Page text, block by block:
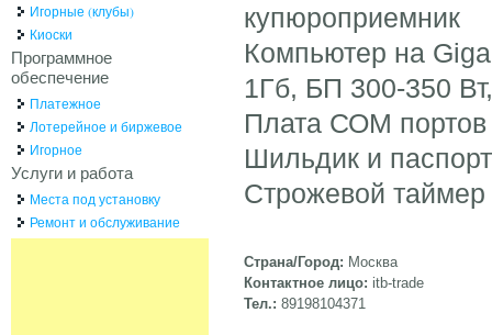
купюроприемник
Компьютер на
1Гб, БП 300-350
Плата СОМ портов
Шильдик и
Строжевой
Страна/Город: Москва
Контактное лицо: itb-trade
Тел.: 89198104371
Игорные (клубы)
Киоски
Программное
обеспечение
Платежное
Лотерейное и биржевое
Игорное
Услуги и работа
Места под установку
Ремонт и обслуживание